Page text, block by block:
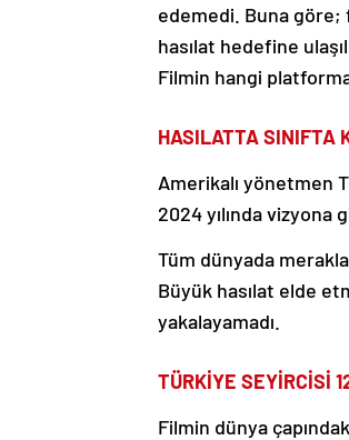
edemedi. Buna göre;
hasılat hedefine
Filmin hangi
HASILATTA SINIFTA
Amerikalı yönetmen
2024 yılında vizyona
Tüm dünyada
Büyük hasılat elde
yakalayamadı.
TÜRKİYE SEYİRCİSİ
Filmin dünya